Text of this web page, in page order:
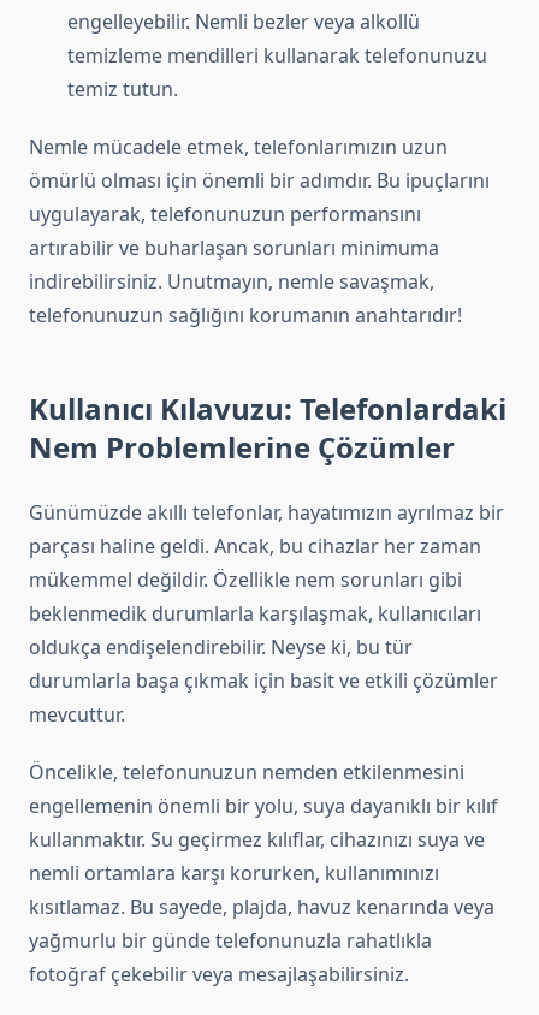
engelleyebilir. Nemli bezler veya alkollü
temizleme mendilleri kullanarak telefonunuzu
temiz tutun.
Nemle mücadele etmek, telefonlarımızın uzun
ömürlü olması için önemli bir adımdır. Bu ipuçlarını
uygulayarak, telefonunuzun performansını
artırabilir ve buharlaşan sorunları minimuma
indirebilirsiniz. Unutmayın, nemle savaşmak,
telefonunuzun sağlığını korumanın anahtarıdır!
Kullanıcı Kılavuzu: Telefonlardaki
Nem Problemlerine Çözümler
Günümüzde akıllı telefonlar, hayatımızın ayrılmaz bir
parçası haline geldi. Ancak, bu cihazlar her zaman
mükemmel değildir. Özellikle nem sorunları gibi
beklenmedik durumlarla karşılaşmak, kullanıcıları
oldukça endişelendirebilir. Neyse ki, bu tür
durumlarla başa çıkmak için basit ve etkili çözümler
mevcuttur.
Öncelikle, telefonunuzun nemden etkilenmesini
engellemenin önemli bir yolu, suya dayanıklı bir kılıf
kullanmaktır. Su geçirmez kılıflar, cihazınızı suya ve
nemli ortamlara karşı korurken, kullanımınızı
kısıtlamaz. Bu sayede, plajda, havuz kenarında veya
yağmurlu bir günde telefonunuzla rahatlıkla
fotoğraf çekebilir veya mesajlaşabilirsiniz.